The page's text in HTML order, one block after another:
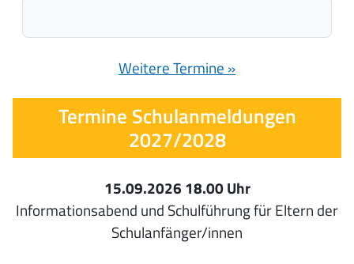
Weitere Termine »
Termine Schulanmeldungen
2027/2028
15.09.2026 18.00 Uhr
Informationsabend und Schulführung für Eltern der
Schulanfänger/innen